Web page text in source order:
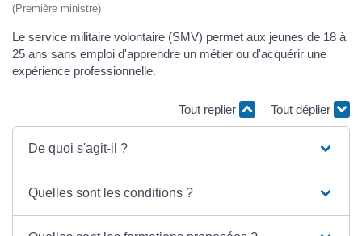
(Première ministre)
Le service militaire volontaire (SMV) permet aux jeunes de 18 à
25 ans sans emploi d'apprendre un métier ou d'acquérir une
expérience professionnelle.
Tout replier Tout déplier
De quoi s'agit-il ?
Quelles sont les conditions ?